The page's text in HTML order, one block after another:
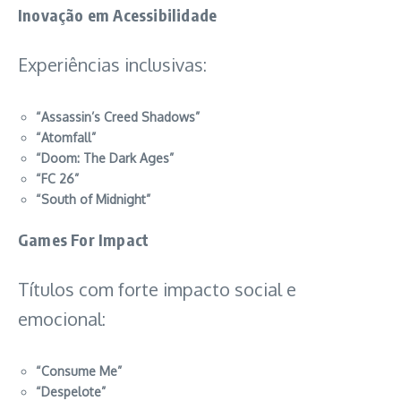
Inovação em Acessibilidade
Experiências inclusivas:
“Assassin’s Creed Shadows”
“Atomfall”
“Doom: The Dark Ages”
“FC 26”
“South of Midnight”
Games For Impact
Títulos com forte impacto social e
emocional:
“Consume Me”
“Despelote”